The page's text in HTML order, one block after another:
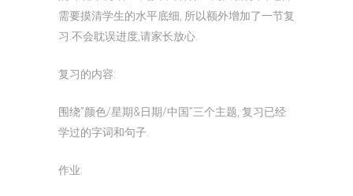
需要摸清学生的水平底细, 所以额外增加了一节复
习.不会耽误进度,请家长放心.
复习的内容:
围绕”颜色/星期&日期/中国”三个主题, 复习已经
学过的字词和句子.
作业: